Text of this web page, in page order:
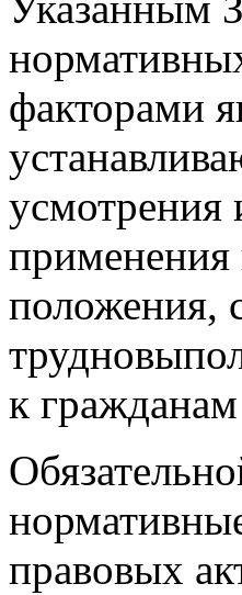
факторами
усмотрения
положения,
к
правовых